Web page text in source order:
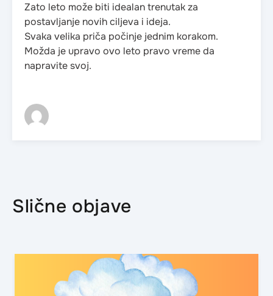
Zato leto može biti idealan trenutak za
postavljanje novih ciljeva i ideja.
Svaka velika priča počinje jednim korakom.
Možda je upravo ovo leto pravo vreme da
napravite svoj.
Slične objave